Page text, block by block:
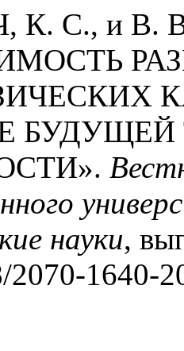
К. С., и В.
БУДУЩЕЙ
науки,
2070-1640-